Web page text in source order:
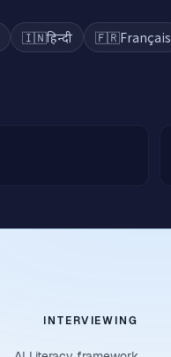
🇫🇷Français
🇮🇳हिन्दी
INTERVIEWING